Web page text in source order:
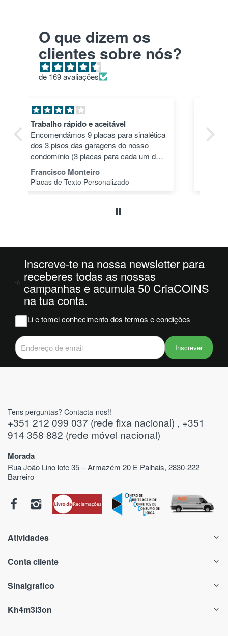
O que dizem os
clientes sobre nós?
de 169 avaliações
Pla HD roxo
Top. Impressões correram às mil
maravilhas e a cor deu um toque
especial.
João Alves
Inscreve-te na nossa newsletter para
receberes todas as nossas
campanhas e acumula 50 CriaCOINS
na tua conta.
Li e tomei conhecimento dos termos e condições
Inscrever
Tens perguntas? Contacta-nos!!
+351 212 099 037 (rede fixa nacional) , +351
914 358 882 (rede móvel nacional)
Morada
Rua João Lino lote 35 – Armazém 20 E Palhais, 2830-222
Barreiro
Atividades
Conta cliente
Sinalgrafico
Kh4m3l3on